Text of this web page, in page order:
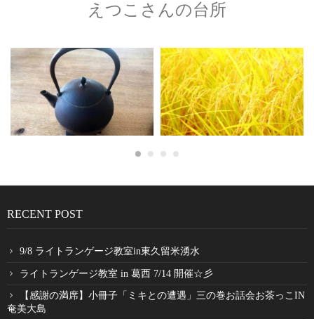
えつこさんの台所
RECENT POST
9/8 ライトランゲージ教室in東久留米湧水
ライトランゲージ教室 in 葛西 7/14 開催☆彡
【感謝の満席】小冊子「ミキとの遭遇」三の巻お話会お茶っこIN
奄美大島